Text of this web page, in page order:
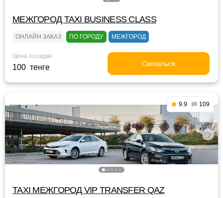
МЕЖГОРОД TAXI BUSINESS CLASS
ОНЛАЙН ЗАКАЗ ПО ГОРОДУ МЕЖГОРОД
Цена посадки
100 тенге Связаться
9.9 109
TAXI МЕЖГОРОД VIP TRANSFER QАZ